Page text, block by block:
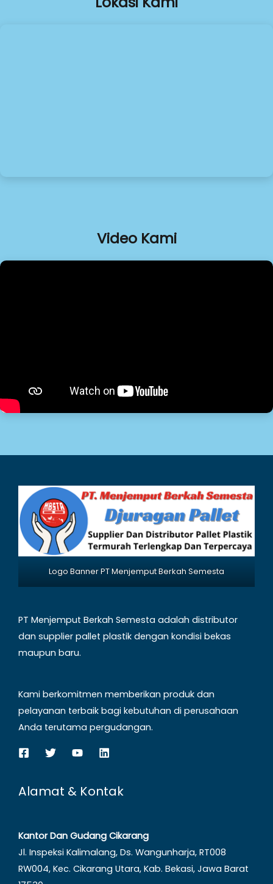
Video Kami
Logo Banner PT Menjemput Berkah Semesta
PT Menjemput Berkah Semesta adalah distributor
dan supplier pallet plastik dengan kondisi bekas
maupun baru.
Kami berkomitmen memberikan produk dan
pelayanan terbaik bagi kebutuhan di perusahaan
Anda terutama pergudangan.
Alamat & Kontak
Kantor Dan Gudang Cikarang
Jl. Inspeksi Kalimalang, Ds. Wangunharja, RT008
RW004, Kec. Cikarang Utara, Kab. Bekasi, Jawa Barat